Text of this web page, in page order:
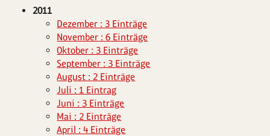
2011
Dezember : 3 Einträge
November : 6 Einträge
Oktober : 3 Einträge
September : 3 Einträge
August : 2 Einträge
Juli : 1 Eintrag
Juni : 3 Einträge
Mai : 2 Einträge
April : 4 Einträge